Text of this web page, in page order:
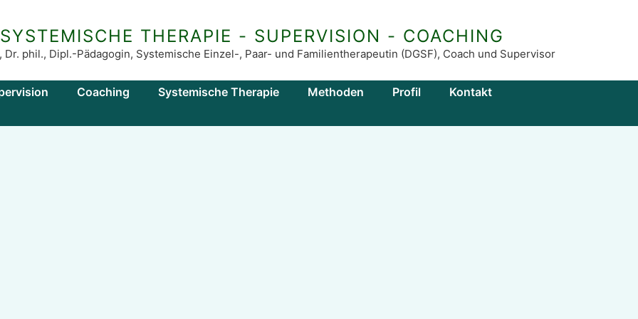
THERAPIE - SUPERVISION - COACHING
phil., Dipl.-Pädagogin, Systemische Einzel-, Paar- und Familientherapeutin (DGSF), Coach und Supervisor
Coaching Systemische Therapie Methoden Profil Kontakt